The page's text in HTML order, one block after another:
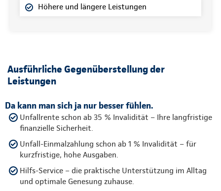
Höhere und längere Leistungen
Ausführliche Gegenüberstellung der
Leistungen
Da kann man sich ja nur besser fühlen.
Unfallrente schon ab 35 % Invalidität – Ihre langfristige
finanzielle Sicherheit.
Unfall-Einmalzahlung schon ab 1 % Invalidität – für
kurzfristige, hohe Ausgaben.
Hilfs-Service – die praktische Unterstützung im Alltag
und optimale Genesung zuhause.